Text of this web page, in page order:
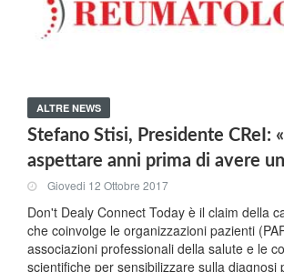
ALTRE NEWS
Stefano Stisi, Presidente CReI:
aspettare anni prima di avere
Giovedi 12 Ottobre 2017
Don't Dealy Connect Today è il claim della
che coinvolge le organizzazioni pazienti
associazioni professionali della salute e le
scientifiche per sensibilizzare sulla diagnosi